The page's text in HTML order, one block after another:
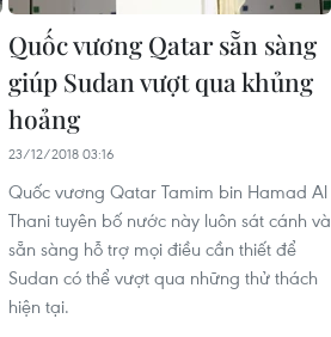
Quốc vương Qatar sẵn sàng
giúp Sudan vượt qua khủng
hoảng
23/12/2018 03:16
Quốc vương Qatar Tamim bin Hamad Al
Thani tuyên bố nước này luôn sát cánh và
sẵn sàng hỗ trợ mọi điều cần thiết để
Sudan có thể vượt qua những thử thách
hiện tại.